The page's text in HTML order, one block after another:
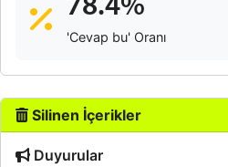
78.4%
'Cevap bu' Oranı
Silinen İçerikler
Duyurular